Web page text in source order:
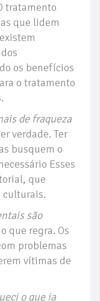
tratamento
que lidem
os benefícios
o tratamento
de fraqueza
verdade. Ter
busquem o
Esses
que
culturais.
são
que regra. Os
problemas
vítimas de
o que ia